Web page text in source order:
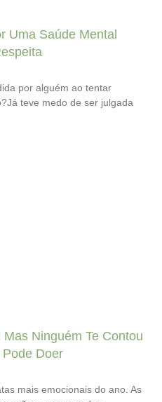
Uma Saúde Mental
por alguém ao tentar
teve medo de ser julgada
Ninguém Te Contou
Doer
mais emocionais do ano. As